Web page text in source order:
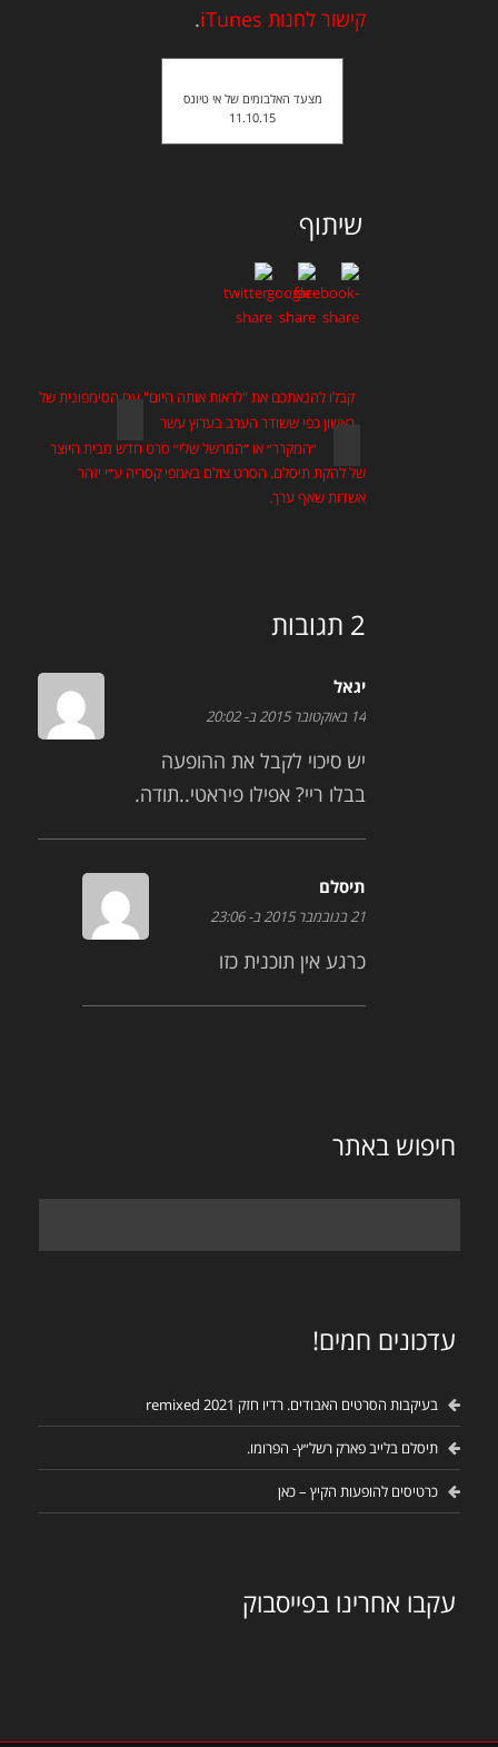
קישור לחנות iTunes .
מצעד האלבומים של אי טיונס
11.10.15
שיתוף
קבלו להנאתכם את "לראות אותה היום" עם הסימפונית של
ראשון כפי ששודר הערב בערוץ עשר
״המקרר״ או ״המרשל שלי״ סרט חדש מבית היוצר
של להקת תיסלם. הסרט צולם באמפי קסריה ע״י יזהר
אשדות שאף ערך.
2 תגובות
יגאל
14 באוקטובר 2015 ב- 20:02
יש סיכוי לקבל את ההופעה
בבלו ריי? אפילו פיראטי..תודה.
תיסלם
21 בנובמבר 2015 ב- 23:06
כרגע אין תוכנית כזו
חיפוש באתר
עדכונים חמים!
בעיקבות הסרטים האבודים. רדיו חזק remixed 2021
תיסלם בלייב פארק רשל״ץ- הפרומו.
כרטיסים להופעות הקיץ – כאן
עקבו אחרינו בפייסבוק